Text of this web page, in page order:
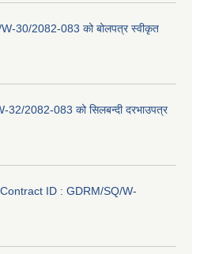
30/2082-083 को बोलपत्र स्वीकृत
2082-083 को सिलबन्दी दरभाउपत्र
ID : GDRM/SQ/W-